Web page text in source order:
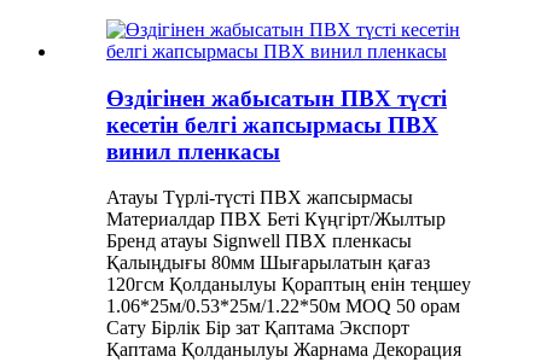
Өздігінен жабысатын ПВХ түсті
кесетін белгі жапсырмасы ПВХ
винил пленкасы
Атауы Түрлі-түсті ПВХ жапсырмасы
Материалдар ПВХ Беті Күңгірт/Жылтыр
Бренд атауы Signwell ПВХ пленкасы
Қалыңдығы 80мм Шығарылатын қағаз
120гсм Қолданылуы Қораптың енін теңшеу
1.06*25м/0.53*25м/1.22*50м MOQ 50 орам
Сату Бірлік Бір зат Қаптама Экспорт
Қаптама Қолданылуы Жарнама Декорация